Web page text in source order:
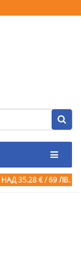
НАД 35.28 € / 69 ЛВ.